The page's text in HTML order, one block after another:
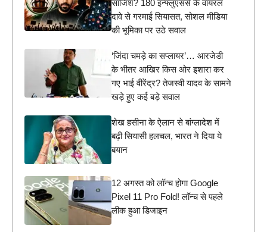
साजिश? 180 इन्फ्लुएंसर्स के वायरल
दावे से गरमाई सियासत, सोशल मीडिया
की भूमिका पर उठे सवाल
‘जिंदा चमड़े का सप्लायर’… आरजेडी
के भीतर आखिर किस ओर इशारा कर
गए भाई वीरेंद्र? तेजस्वी यादव के सामने
खड़े हुए कई बड़े सवाल
शेख हसीना के ऐलान से बांग्लादेश में
बढ़ी सियासी हलचल, भारत ने दिया ये
बयान
12 अगस्त को लॉन्च होगा Google
Pixel 11 Pro Fold! लॉन्च से पहले
लीक हुआ डिजाइन